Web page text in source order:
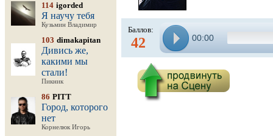
114 igorded
Я научу тебя
Кузьмин Владимир
103 dimakapitan
Дивись же,
какими мы
стали!
Пикник
86 PITT
Город, которого
нет
Корнелюк Игорь
Баллов:
42 00:00